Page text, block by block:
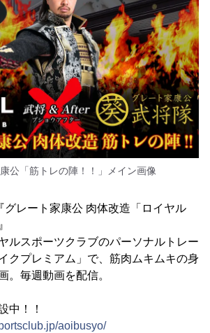
公「筋トレの陣！！」メイン画像
グレート家康公 肉体改造「ロイヤル
ルスポーツクラブのパーソナルトレー
クプレミアム」で、筋肉ムキムキの身
。毎週動画を配信。
中！！
aoibusyo/